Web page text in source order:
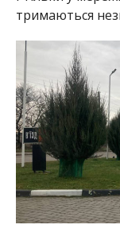
тримаються